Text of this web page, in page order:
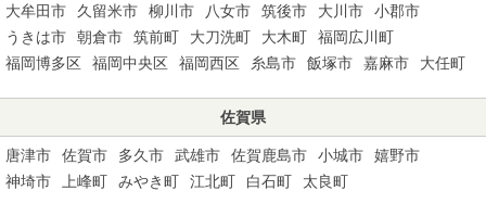
大牟田市 久留米市 柳川市 八女市 筑後市 大川市
小郡市
うきは市
朝倉市 筑前町 大刀洗町 大木町
福岡広川町
福岡博多区
福岡中央区 福岡西区 糸島市 飯塚市 嘉麻市 大任町
佐賀県
唐津市 佐賀市 多久市 武雄市 佐賀鹿島市 小城市
嬉野市
神埼市
上峰町 みやき町 江北町 白石町 太良町